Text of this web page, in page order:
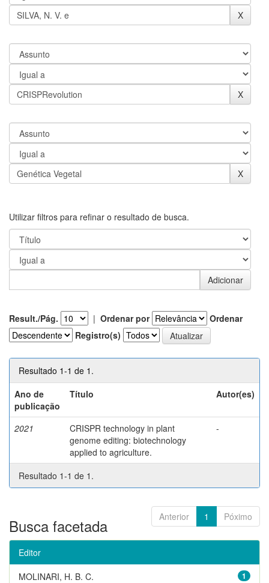
Utilizar filtros para refinar o resultado de busca.
Result./Pág. | Ordenar por
Ordenar
Registro(s)
Resultado 1-1 de 1.
Ano de
publicação
Título Autor(es)
2021
CRISPR technology in plant
genome editing: biotechnology
applied to agriculture.
-
Resultado 1-1 de 1.
Anterior 1 Póximo
Busca facetada
Editor
1
MOLINARI, H. B. C.